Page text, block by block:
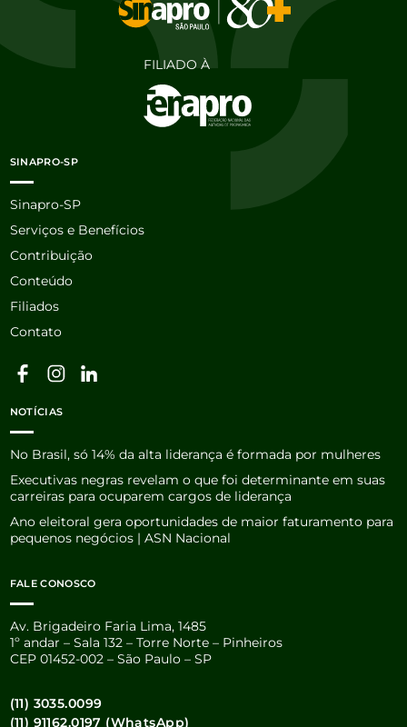
FILIADO À
SINAPRO-SP
Sinapro-SP
Serviços e Benefícios
Contribuição
Conteúdo
Filiados
Contato
NOTÍCIAS
No Brasil, só 14% da alta liderança é formada por mulheres
Executivas negras revelam o que foi determinante em suas
carreiras para ocuparem cargos de liderança
Ano eleitoral gera oportunidades de maior faturamento para
pequenos negócios | ASN Nacional
FALE CONOSCO
Av. Brigadeiro Faria Lima, 1485
1º andar – Sala 132 – Torre Norte – Pinheiros
CEP 01452-002 – São Paulo – SP
(11) 3035.0099
(11) 91162.0197 (WhatsApp)